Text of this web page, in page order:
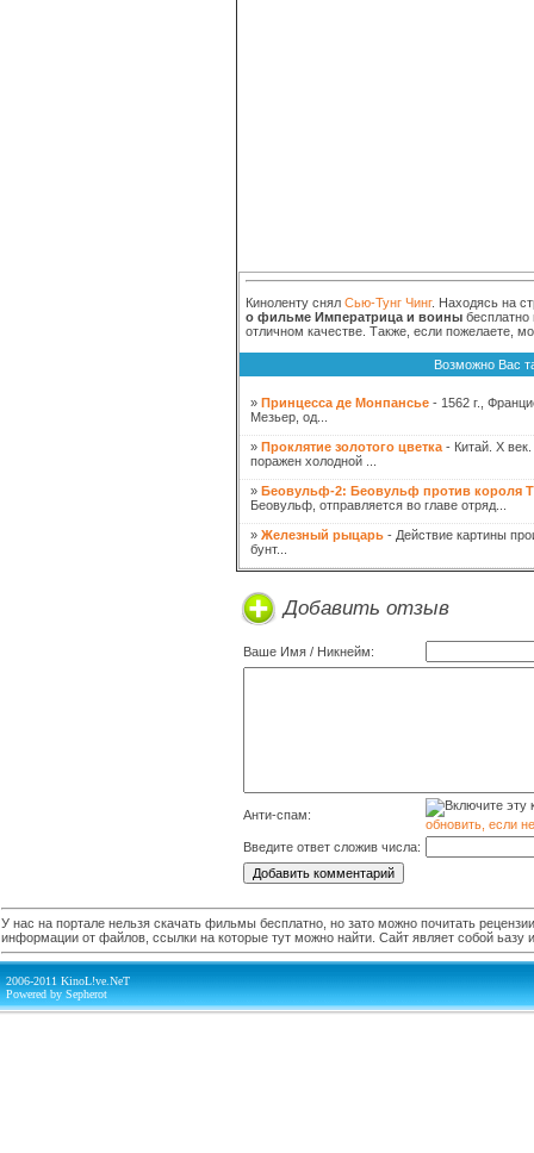
Киноленту снял Cью-Тунг Чинг. Находясь на
о фильме Императрица и воины
отличном качестве. Также, если пожелаете,
Возможно Вас
» Принцесса де Монпансье - 1562 г.,
Мезьер, од...
» Проклятие золотого цветка - Китай. X
поражен холодной ...
» Бeовульф-2: Бeовульф против короля
Бeовульф, отправляется во главе отряд...
» Железный рыцарь - Действие картины
бунт...
Добавить отзыв
Ваше Имя / Никнейм:
Анти-спам:
обновить, если
Введите ответ сложив числа:
У нас на портале нельзя скачать фильмы бесплатно, но зато можно почитать
информации от файлов, ссылки на которые тут можно найти. Сайт являет собой
2006-2011 KinoL!ve.NeT
Powered by Sepherot